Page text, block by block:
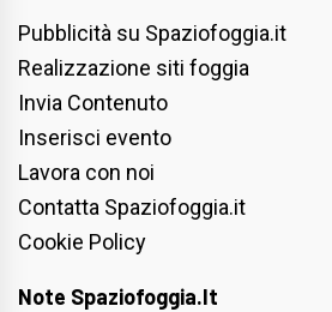
Pubblicità su Spaziofoggia.it
Realizzazione siti foggia
Invia Contenuto
Inserisci evento
Lavora con noi
Contatta Spaziofoggia.it
Cookie Policy
Note Spaziofoggia.it